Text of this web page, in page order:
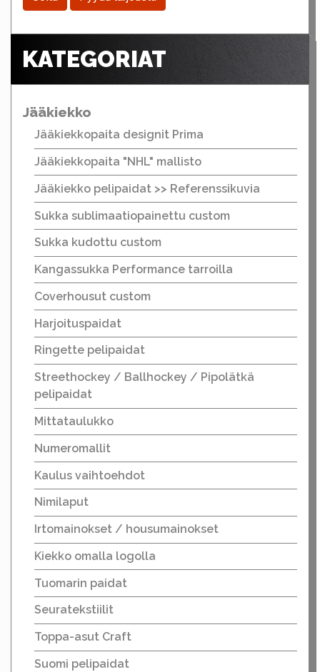
KATEGORIAT
Jääkiekko
Jääkiekkopaita designit Prima
Jääkiekkopaita "NHL" mallisto
Jääkiekko pelipaidat >> Referenssikuvia
Sukka sublimaatiopainettu custom
Sukka kudottu custom
Kangassukka Performance tarroilla
Coverhousut custom
Harjoituspaidat
Ringette pelipaidat
Streethockey / Ballhockey / Pipolätkä
pelipaidat
Mittataulukko
Numeromallit
Kaulus vaihtoehdot
Nimilaput
Irtomainokset / housumainokset
Kiekko omalla logolla
Tuomarin paidat
Seuratekstiilit
Toppa-asut Craft
Suomi pelipaidat